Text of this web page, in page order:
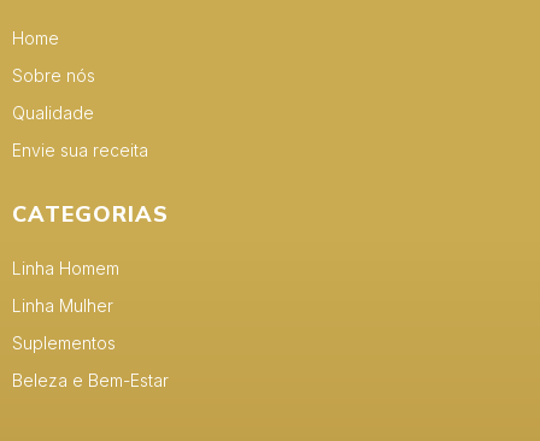
Home
Sobre nós
Qualidade
Envie sua receita
CATEGORIAS
Linha Homem
Linha Mulher
Suplementos
Beleza e Bem-Estar